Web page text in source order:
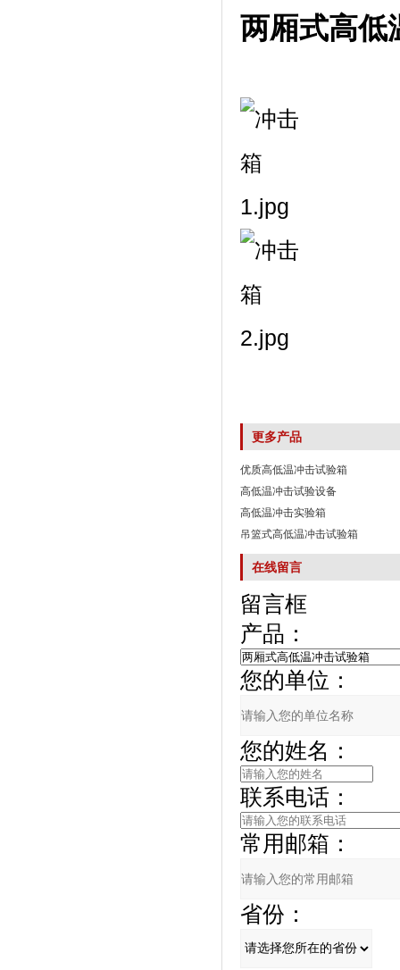
两厢式高低
更多产品
优质高低温冲击试验箱
高低温冲击试验设备
高低温冲击实验箱
吊篮式高低温冲击试验箱
在线留言
留言框
产品：
您的单位：
您的姓名：
联系电话：
常用邮箱：
省份：